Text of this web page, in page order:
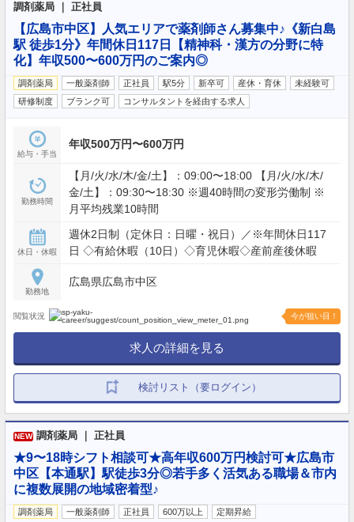
調剤薬局 ｜ 正社員
【広島市中区】人気エリアで薬剤師さん募集中♪《新白島
駅 徒歩1分》年間休日117日【精神科・漢方の分野に特
化】年収500〜600万円のご案内◎
調剤薬局 一般薬剤師 正社員 駅5分 新卒可 産休・育休
未経験可
研修制度
ブランク可 コンサルタントを経由する求人
給与・手当
年収500万円〜600万円
勤務時間
【月/火/水/木/金/土】：09:00〜18:00 【月/火/水/木/
金/土】：09:30〜18:30 ※週40時間の変形労働制 ※
月平均残業10時間
休日・休暇
週休2日制（定休日：日曜・祝日）／※年間休日117
日 ◇有給休暇（10日）◇育児休暇◇産前産後休暇
勤務地
広島県広島市中区
閲覧状況 今が狙い目！
求人の詳細を見る
検討リスト（要ログイン）
NEW 調剤薬局 ｜ 正社員
★9〜18時シフト相談可★高年収600万円検討可★広島市
中区【本通駅】駅徒歩3分◎若手多く活気ある職場＆市内
に複数展開の地域密着型♪
調剤薬局 一般薬剤師 正社員 600万以上
定期昇給